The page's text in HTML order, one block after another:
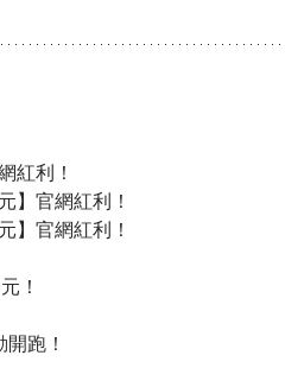
網紅利！
】官網紅利！
】官網紅利！
！
跑！